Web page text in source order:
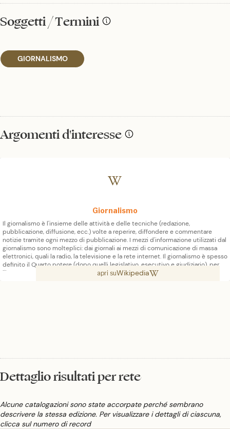
Soggetti / Termini
GIORNALISMO
Argomenti d'interesse
Giornalismo
Il giornalismo è l'insieme delle attività e delle tecniche (redazione,
pubblicazione, diffusione, ecc.) volte a reperire, diffondere e commentare
notizie tramite ogni mezzo di pubblicazione. I mezzi d'informazione utilizzati dal
giornalismo sono molteplici: dai giornali ai mezzi di comunicazione di massa
elettronici, quali la radio, la televisione e la rete internet. Il giornalismo è spesso
definito il Quarto potere (dopo quelli legislativo, esecutivo e giudiziario), per
l'importanza che in uno Stato democratico dovrebbe rivestire e per gli
apri suWikipedia
Dettaglio risultati per rete
Alcune catalogazioni sono state accorpate perché sembrano
descrivere la stessa edizione. Per visualizzare i dettagli di ciascuna,
clicca sul numero di record